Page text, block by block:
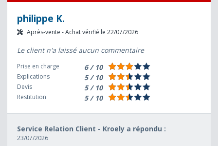
philippe K.
Après-vente - Achat vérifié le 22/07/2026
Le client n'a laissé aucun commentaire
Prise en charge 6 / 10
Explications 5 / 10
Devis 5 / 10
Restitution 5 / 10
Service Relation Client - Kroely a répondu :
23/07/2026